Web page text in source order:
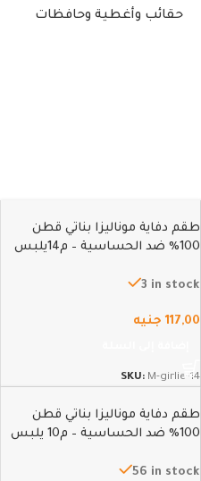
حقائب وأغطية وحافظات
طقم دفاية موناليزا بناتي قطن
100% ضد الحساسية – م14يلبس
3 in stock
117,00 جنيه
SKU: M-girlie-14
طقم دفاية موناليزا بناتي قطن
100% ضد الحساسية – م10 يلبس
56 in stock